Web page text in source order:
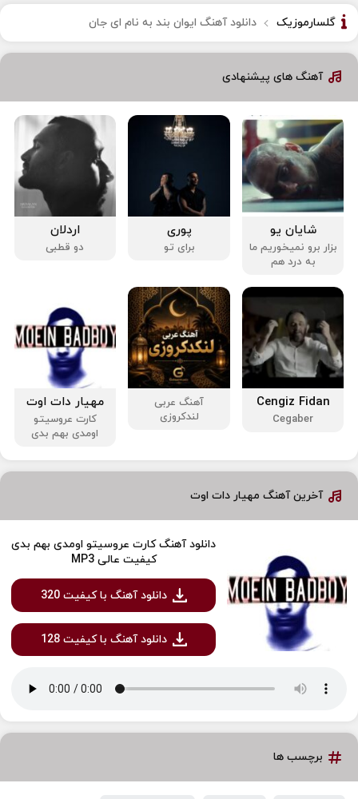
گلسارموزیک دانلود آهنگ ایوان بند به نام ای جان
آهنگ های پیشنهادی
شایان یو
بزار برو نمیخوریم ما
به درد هم
پوری
برای تو
اردلان
دو قطبی
Cengiz Fidan
Cegaber
آهنگ عربی
لندکروزی
مهیار دات اوت
کارت عروسیتو
اومدی بهم بدی
آخرین آهنگ مهیار دات اوت
دانلود آهنگ کارت عروسیتو اومدی بهم بدی
کیفیت عالی MP3
دانلود آهنگ با کیفیت 320
دانلود آهنگ با کیفیت 128
برچسب ها